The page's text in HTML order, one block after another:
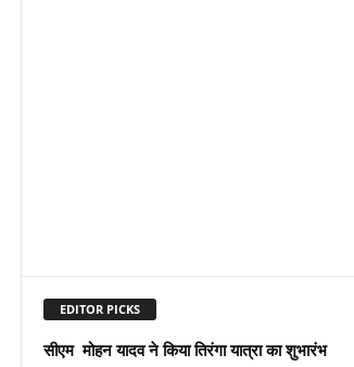
EDITOR PICKS
सीएम मोहन यादव ने किया तिरंगा यात्रा का शुभारंभ